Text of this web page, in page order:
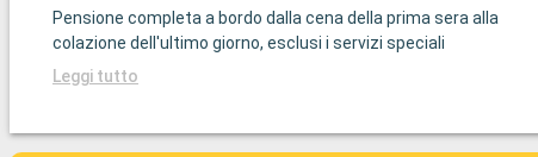
Pensione completa a bordo dalla cena della prima sera alla
colazione dell'ultimo giorno, esclusi i servizi speciali
Leggi tutto